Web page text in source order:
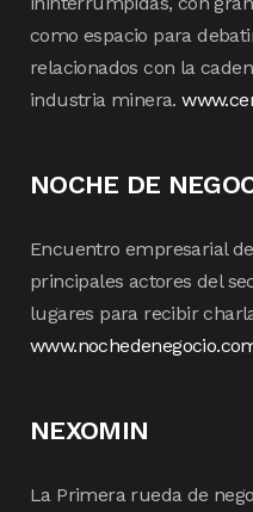
como espacio para
relacionados con la
industria minera.
NOCHE DE
Encuentro empresarial
principales actores del
lugares para recibir
NEXOMIN
La Primera rueda de